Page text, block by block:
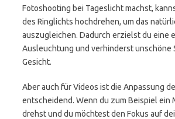
Fotoshooting bei Tageslicht machst,
des Ringlichts hochdrehen, um das
auszugleichen. Dadurch erzielst du eine
Ausleuchtung und verhinderst unschöne
Gesicht.
Aber auch für Videos ist die Anpassung
entscheidend. Wenn du zum Beispiel ein
drehst und du möchtest den Fokus auf